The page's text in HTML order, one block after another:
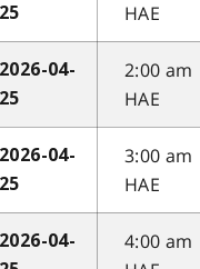
25
HAE
2026-04-
25
2:00 am
HAE
2026-04-
25
3:00 am
HAE
2026-04-
4:00 am